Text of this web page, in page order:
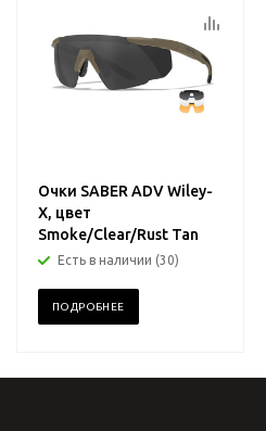
Очки SABER ADV Wiley-
X, цвет
Smoke/Clear/Rust Tan
Есть в наличии (30)
ПОДРОБНЕЕ